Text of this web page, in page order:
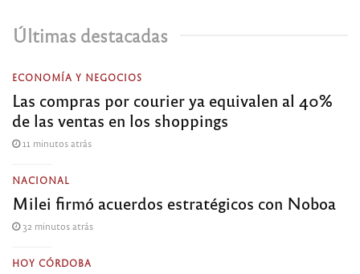
Últimas destacadas
ECONOMÍA Y NEGOCIOS
Las compras por courier ya equivalen al 40%
de las ventas en los shoppings
11 minutos atrás
NACIONAL
Milei firmó acuerdos estratégicos con Noboa
32 minutos atrás
HOY CÓRDOBA